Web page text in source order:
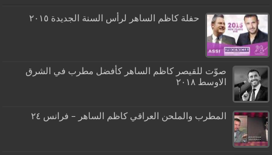
حفلة كاظم الساهر لرأس السنة الجديدة ٢٠١٥
صوّت للقيصر كاظم الساهر كأفضل مطرب في الشرق
الاوسط ٢٠١٨
المطرب والملحن العراقي كاظم الساهر – فرانس ٢٤